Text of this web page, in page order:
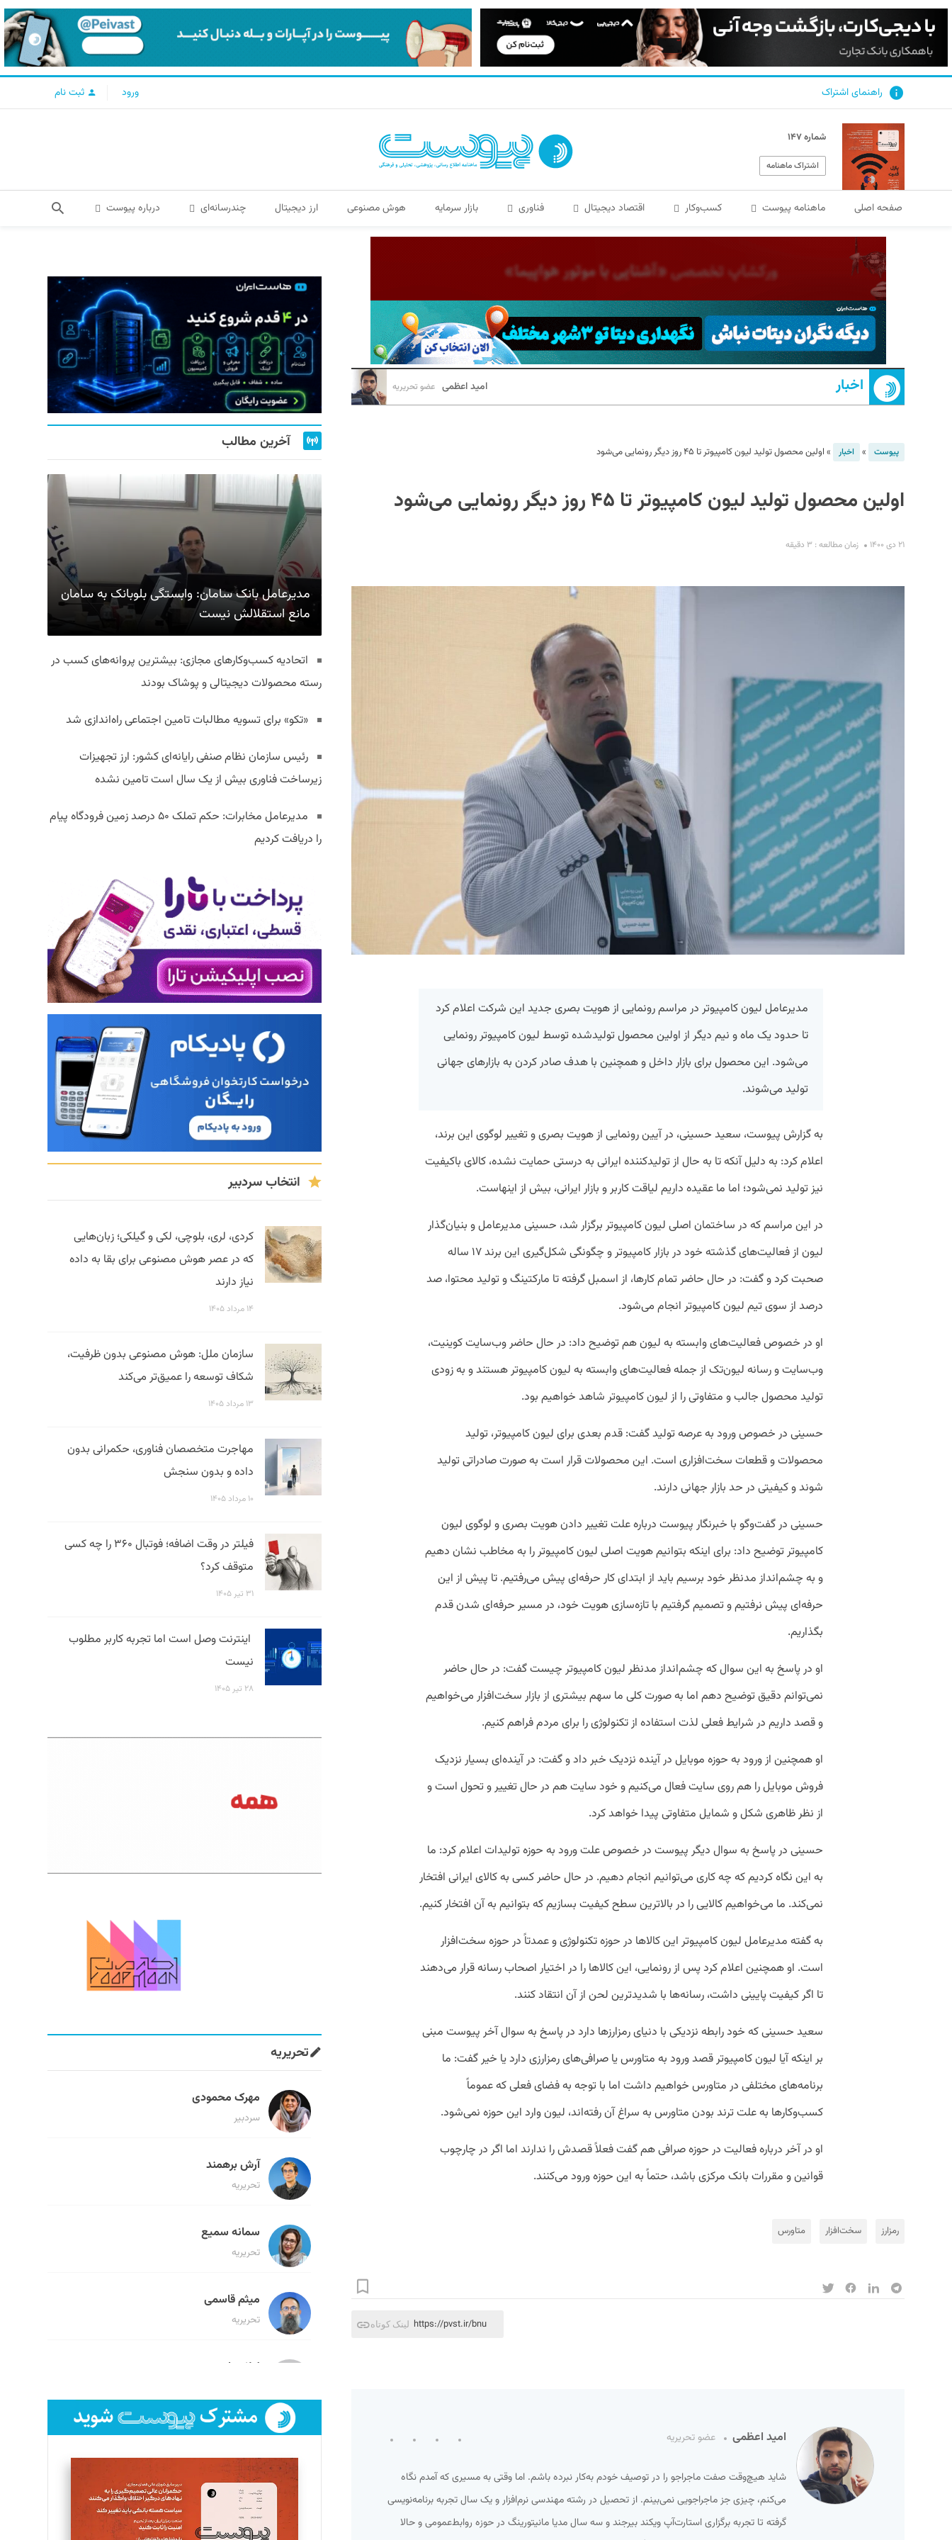
راهنمای اشتراک ورود ثبت نام
شماره ۱۴۷
اشتراک ماهنامه
صفحه اصلی ماهنامه پیوست کسب‌و‌کار اقتصاد دیجیتال فناوری بازار سرمایه هوش مصنوعی ارز دیجیتال چندرسانه‌ای درباره پیوست
اخبار امید اعظمی عضو تحریریه
پیوست » اخبار » اولین محصول تولید لیون کامپیوتر تا ۴۵ روز دیگر رونمایی می‌شود
اولین محصول تولید لیون کامپیوتر تا ۴۵ روز دیگر رونمایی می‌شود
۲۱ دی ۱۴۰۰ زمان مطالعه : ۳ دقیقه
مدیرعامل لیون کامپیوتر در مراسم رونمایی از هویت بصری جدید این شرکت اعلام کرد
تا حدود یک ماه و نیم دیگر از اولین محصول تولیدشده توسط لیون کامپیوتر رونمایی
می‌شود. این محصول برای بازار داخل و همچنین با هدف صادر کردن به بازار‌های جهانی
تولید می‌شوند.
به گزارش پیوست، سعید حسینی، در آیین رونمایی از هویت بصری و تغییر لوگوی این برند،
اعلام کرد: به دلیل آنکه تا به حال از تولید‌کننده ایرانی به درستی حمایت نشده، کالای باکیفیت
نیز تولید نمی‌شود؛ اما ما عقیده داریم لیاقت کاربر و بازار ایرانی، بیش از اینهاست.
در این مراسم که در ساختمان اصلی لیون کامپیوتر برگزار شد، حسینی مدیرعامل و بنیان‌گذار
لیون از فعالیت‌های گذشته خود در بازار کامپیوتر و چگونگی شکل‌گیری این برند ۱۷ ساله
صحبت کرد و گفت: در حال حاضر تمام کارها، از اسمبل گرفته تا مارکتینگ و تولید محتوا، صد
درصد از سوی تیم لیون کامپیوتر انجام می‌شود.
او در خصوص فعالیت‌های وابسته به لیون هم توضیح داد: در حال حاضر وب‌سایت کوینیت،
وب‌سایت و رسانه لیون‌تک از جمله فعالیت‌های وابسته به لیون کامپیوتر هستند و به‌ زودی
تولید محصول جالب و متفاوتی را از لیون کامپیوتر شاهد خواهیم بود.
حسینی در خصوص ورود به عرصه تولید گفت: قدم بعدی برای لیون کامپیوتر، تولید
محصولات و قطعات سخت‌افزاری است. این محصولات قرار است به صورت صادراتی تولید
شوند و کیفیتی در حد بازار جهانی دارند.
حسینی در گفت‌وگو با خبرنگار پیوست درباره علت تغییر دادن هویت بصری و لوگوی لیون
کامپیوتر توضیح داد: برای اینکه بتوانیم هویت اصلی لیون کامپیوتر را به مخاطب نشان دهیم
و به چشم‌انداز مدنظر خود برسیم باید از ابتدای کار حرفه‌ای پیش می‌رفتیم. تا پیش از این
حرفه‌ای پیش نرفتیم و تصمیم گرفتیم با تازه‌سازی هویت خود، در مسیر حرفه‌ای شدن قدم
بگذاریم.
او در پاسخ به این سوال که چشم‌انداز مدنظر لیون کامپیوتر چیست گفت: در حال حاضر
نمی‌توانم دقیق توضیح دهم اما به‌ صورت کلی ما سهم بیشتری از بازار سخت‌افزار می‌خواهیم
و قصد داریم در شرایط فعلی لذت استفاده از تکنولوژی را برای مردم فراهم کنیم.
او همچنین از ورود به حوزه موبایل در آینده نزدیک خبر داد و گفت: در آینده‌ای بسیار نزدیک
فروش موبایل را هم روی سایت فعال می‌کنیم و خود سایت هم در حال تغییر و تحول است و
از نظر ظاهری شکل و شمایل متفاوتی پیدا خواهد کرد.
حسینی در پاسخ به سوال دیگر پیوست در خصوص علت ورود به حوزه تولیدات اعلام کرد: ما
به این نگاه کردیم که چه کاری می‌توانیم انجام دهیم. در حال حاضر کسی به کالای ایرانی افتخار
نمی‌کند. ما می‌خواهیم کالایی را در بالاترین سطح کیفیت بسازیم که بتوانیم به آن افتخار کنیم.
به گفته مدیرعامل لیون کامپیوتر این کالاها در حوزه تکنولوژی و عمدتاً در حوزه سخت‌افزار
است. او همچنین اعلام کرد پس از رونمایی، این کالاها را در اختیار اصحاب رسانه قرار می‌دهند
تا اگر کیفیت پایینی داشت، رسانه‌ها با شدیدترین لحن از آن انتقاد کنند.
سعید حسینی که خود رابطه نزدیکی با دنیای رمزارز‌ها دارد در پاسخ به سوال آخر پیوست مبنی
بر اینکه آیا لیون کامپیوتر قصد ورود به متاورس یا صرافی‌های رمزارزی دارد یا خیر گفت: ما
برنامه‌های مختلفی در متاورس خواهیم داشت اما با توجه به فضای فعلی که عموماً
کسب‌وکار‌ها به علت ترند بودن متاورس به سراغ آن رفته‌اند، لیون وارد این حوزه نمی‌شود.
او در آخر درباره فعالیت در حوزه صرافی هم گفت فعلاً قصدش را ندارند اما اگر در چارچوب
قوانین و مقررات بانک مرکزی باشد، حتماً به این حوزه ورود می‌کنند.
رمزارز سخت‌افزار متاورس
لینک کوتاه https://pvst.ir/bnu
امید اعظمی عضو تحریریه
شاید هیچ‌وقت صفت ماجراجو را در توصیف خودم به‌کار نبرده‌ باشم. اما وقتی به مسیری که آمدم نگاه
می‌کنم، چیزی جز ماجراجویی نمی‌بینم. از تحصیل در رشته مهندسی نرم‌افزار و یک سال تجربه برنامه‌نویسی
گرفته تا تجربه برگزاری استارت‌آپ ویکند بیرجند و سه سال مدیا مانیتورینگ در حوزه روابط‌عمومی و حالا
آخرین مطالب
مدیرعامل بانک سامان: وابستگی بلوبانک به سامان
مانع استقلالش نیست
اتحادیه کسب‌وکارهای مجازی: بیشترین پروانه‌های کسب در
رسته محصولات دیجیتالی و پوشاک بودند
«تکو» برای تسویه مطالبات تامین اجتماعی راه‌اندازی شد
رئیس سازمان نظام صنفی رایانه‌ای کشور: ارز تجهیزات
زیرساخت فناوری بیش از یک سال است تامین نشده
مدیرعامل مخابرات: حکم تملک ۵۰ درصد زمین فرودگاه پیام
را دریافت کردیم
انتخاب سردبیر
کردی، لری، بلوچی، لکی و گیلکی؛ زبان‌هایی
که در عصر هوش مصنوعی برای بقا به داده
نیاز دارند
۱۴ مرداد ۱۴۰۵
سازمان ملل: هوش مصنوعی بدون ظرفیت،
شکاف توسعه را عمیق‌تر می‌کند
۱۳ مرداد ۱۴۰۵
مهاجرت متخصصان فناوری، حکمرانی بدون
داده و بدون سنجش
۱۰ مرداد ۱۴۰۵
فیلتر در وقت اضافه؛ فوتبال ۳۶۰ را چه کسی
متوقف کرد؟
۳۱ تیر ۱۴۰۵
اینترنت وصل است اما تجربه کاربر مطلوب
نیست
۲۸ تیر ۱۴۰۵
تحریریه
مهرک محمودی
سردبیر
آرش برهمند
تحریریه
سمانه سمیع
تحریریه
میثم قاسمی
تحریریه
لیلا حنارود
فائزه فتحی رستمی
تحریریه
سروش کرمیان
تحریریه